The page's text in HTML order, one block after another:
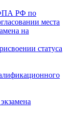
ФПА РФ по
места
на
статуса